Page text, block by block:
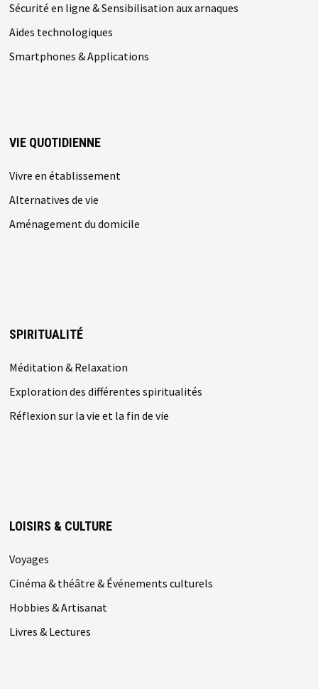
Sécurité en ligne & Sensibilisation aux arnaques
Aides technologiques
Smartphones & Applications
VIE QUOTIDIENNE
Vivre en établissement
Alternatives de vie
Aménagement du domicile
SPIRITUALITÉ
Méditation & Relaxation
Exploration des différentes spiritualités
Réflexion sur la vie et la fin de vie
LOISIRS & CULTURE
Voyages
Cinéma & théâtre & Événements culturels
Hobbies & Artisanat
Livres & Lectures